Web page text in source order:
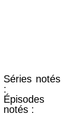
Séries notés
:
Épisodes
notés :